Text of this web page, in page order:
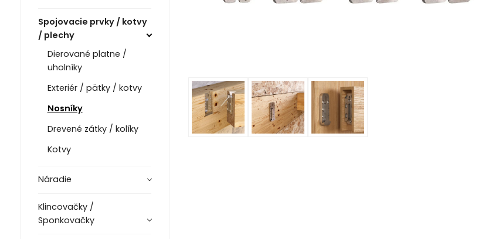
Spojovacie prvky / kotvy
/ plechy
Dierované platne /
uholníky
Exteriér / pätky / kotvy
Nosníky
Drevené zátky / kolíky
Kotvy
Náradie
Klincovačky /
Sponkovačky